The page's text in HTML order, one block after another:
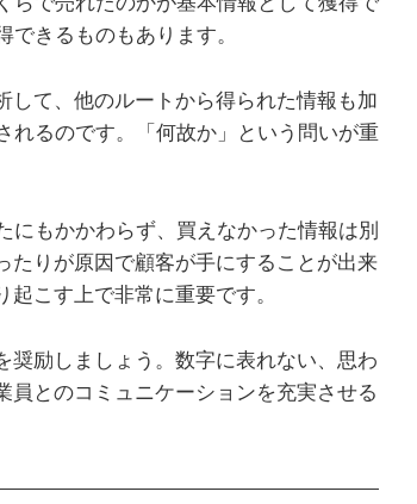
きるものもあります。
て、他のルートから得られた情報も加
れるのです。「何故か」という問いが重
もかかわらず、買えなかった情報は別
たりが原因で顧客が手にすることが出来
こす上で非常に重要です。
奨励しましょう。数字に表れない、思わ
とのコミュニケーションを充実させる